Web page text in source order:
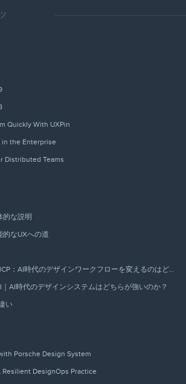
Quickly With UXPin
the Enterprise
Distributed Teams
的な説明
的なUXへの道
UXPin Forge vs Figma MCP：AI時代のデザインワークフローを変えるのはどちらか？
AI時代のデザインシステムはどちらが強いのか？
い
Porsche Design System
DesignOps Practice